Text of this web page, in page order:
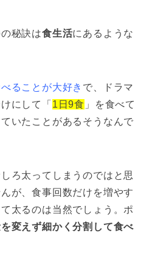
秘訣は食生活にあるような
ることが大好き で、ドラマ
にして「 1日9食 」を食べて
いたことがあるそうなんで
ろ太ってしまうのではと思
が、食事回数だけを増やす
太るのは当然でしょう。ポ
変えず細かく分割して食べ